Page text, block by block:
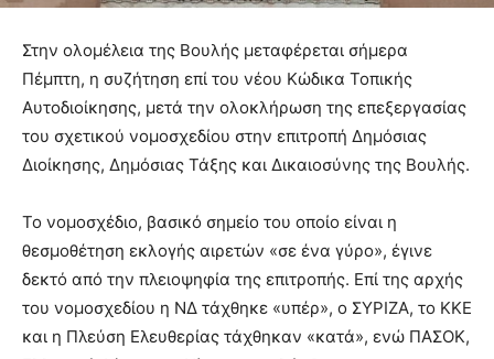
Στην ολομέλεια της Βουλής μεταφέρεται σήμερα
Πέμπτη, η συζήτηση επί του νέου Κώδικα Τοπικής
Αυτοδιοίκησης, μετά την ολοκλήρωση της επεξεργασίας
του σχετικού νομοσχεδίου στην επιτροπή Δημόσιας
Διοίκησης, Δημόσιας Τάξης και Δικαιοσύνης της Βουλής.
Το νομοσχέδιο, βασικό σημείο του οποίο είναι η
θεσμοθέτηση εκλογής αιρετών «σε ένα γύρο», έγινε
δεκτό από την πλειοψηφία της επιτροπής. Επί της αρχής
του νομοσχεδίου η ΝΔ τάχθηκε «υπέρ», ο ΣΥΡΙΖΑ, το ΚΚΕ
και η Πλεύση Ελευθερίας τάχθηκαν «κατά», ενώ ΠΑΣΟΚ,